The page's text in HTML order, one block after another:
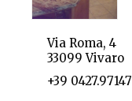
Via Roma, 4
33099 Vivaro
+39 0427.97147